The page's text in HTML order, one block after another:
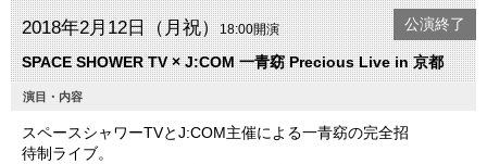
2018年2月12日（月祝）18:00開演
SPACE SHOWER TV × J:COM 一青窈 Precious Live in 京都
公演終了
演目・内容
スペースシャワーTVとJ:COM主催による一青窈の完全招
待制ライブ。